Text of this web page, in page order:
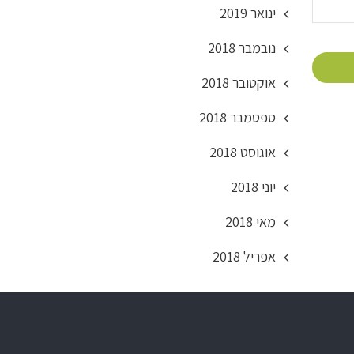
ינואר 2019
נובמבר 2018
אוקטובר 2018
ספטמבר 2018
אוגוסט 2018
יוני 2018
מאי 2018
אפריל 2018